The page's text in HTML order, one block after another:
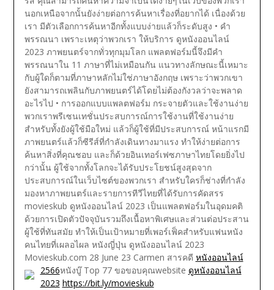
นอกเหนือจากนั้นยังง่ายต่อการค้นหาเรื่องที่อยากได้ เนื่องด้วย
เรา มีตัวเลือกการค้นหาอีกทั้งแบบง่ายแล้วก็ระดับสูง • คำ
พรรณนา เพราะเหตุว่าพวกเรา ให้บริการ ดูหนังออนไลน์
2023 ภาพยนตร์จากทั่วทุกมุมโลก แพลตฟอร์มนี้จึงมีคำ
พรรณนาใน 11 ภาษาที่ไม่เหมือนกัน แนวทางลักษณะนี้เหมาะ
กับผู้ใดก็ตามที่ภาษาหลักไม่ใช่ภาษาอังกฤษ เพราะว่าพวกเขา
ยังสามารถเพลินกับภาพยนตร์ได้โดยไม่ต้องกังวลว่าจะพลาด
อะไรไป • การออกแบบแพลตฟอร์ม กระจายตัวและใช้งานง่าย
พวกเราพรีเซนเทชั่นประสบการณ์การใช้งานที่ใช้งานง่าย
สำหรับทั้งยังผู้ใช้มือใหม่ แล้วก็ผู้ใช้ที่มีประสบการณ์ หน้าแรกมี
ภาพยนตร์แล้วก็ซีรีส์ที่กำลังเดินทางมาแรง ทำให้ง่ายต่อการ
ค้นหาสิ่งที่คุณชอบ และก็ด้วยอินเทอร์เฟซภาษาไทยโดยยิ่งไป
กว่านั้น ผู้ใช้จากทั้งโลกจะได้รับประโยชน์สูงสุดจาก
ประสบการณ์ในเว็บไซต์ของพวกเรา สำหรับใครก็ช่างที่กำลัง
มองหาภาพยนตร์และรายการทีวีไทยที่ได้รับการคัดสรร
movieskub ดูหนังออนไลน์ 2023 เป็นแพลตฟอร์มในอุดมคติ
ด้วยการเปิดตัวปัจจุบันรวมถึงเนื้อหาพิเศษและส่วนต่อประสาน
ผู้ใช้ที่ทันสมัย ทำให้เป็นเป้าหมายที่เพอร์เฟ็คสำหรับแฟนหนัง
คนไทยที่เผลอไผล หนังญี่ปุ่น ดูหนังออนไลน์ 2023
Movieskub.com 28 June 23 Carmen สารคดี หนังออนไลน์
2566หนังบู๊ Top 77 ขอขอบคุณwebsite ดูหนังออนไลน์
2023 https://bit.ly/movieskub